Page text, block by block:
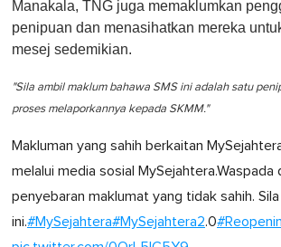
Manakala, TNG juga memaklumkan
penipuan dan menasihatkan mereka
mesej sedemikian.
"Sila ambil maklum bahawa SMS ini adalah satu
proses melaporkannya kepada SKMM."
Makluman yang sahih berkaitan
melalui media sosial MySejahtera.Waspada
penyebaran maklumat yang tidak sahih.
ini.#MySejahtera#MySejahtera2.0